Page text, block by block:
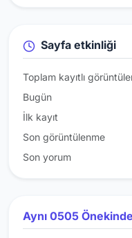
Sayfa etkinliği
Toplam kayıtlı
Bugün
İlk kayıt
Son görüntülenme
Son yorum
Aynı 0505